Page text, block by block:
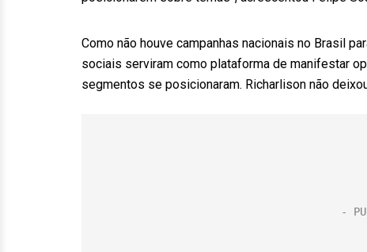
Como não houve campanhas nacionais no Brasil
sociais serviram como plataforma de manifestar
segmentos se posicionaram. Richarlison não